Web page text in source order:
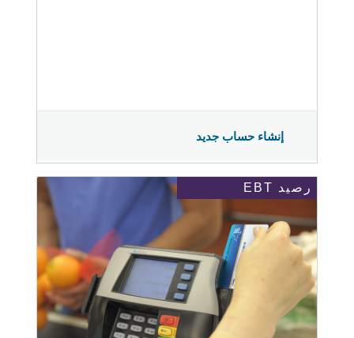
إنشاء حساب جديد
رصيد EBT